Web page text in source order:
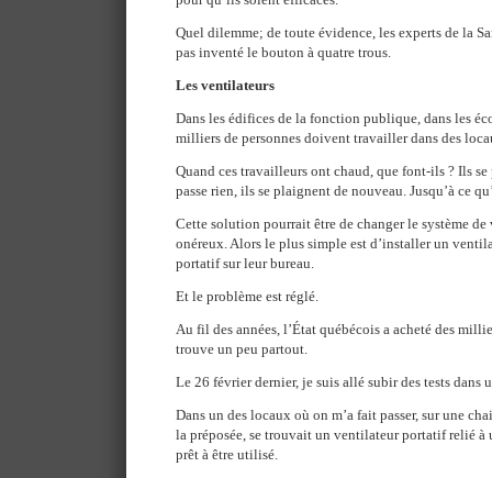
Quel dilemme; de toute évidence, les experts de la
pas inventé le bouton à quatre trous.
Les ventilateurs
Dans les édifices de la fonction publique, dans les
milliers de personnes doivent travailler dans des
Quand ces travailleurs ont chaud, que font-ils ? Ils
passe rien, ils se plaignent de nouveau. Jusqu’à ce
Cette solution pourrait être de changer le système
onéreux. Alors le plus simple est d’installer un
portatif sur leur bureau.
Et le problème est réglé.
Au fil des années, l’État québécois a acheté des
trouve un peu partout.
Le 26 février dernier, je suis allé subir des tests dans
Dans un des locaux où on m’a fait passer, sur une
la préposée, se trouvait un ventilateur portatif relié à
prêt à être utilisé.